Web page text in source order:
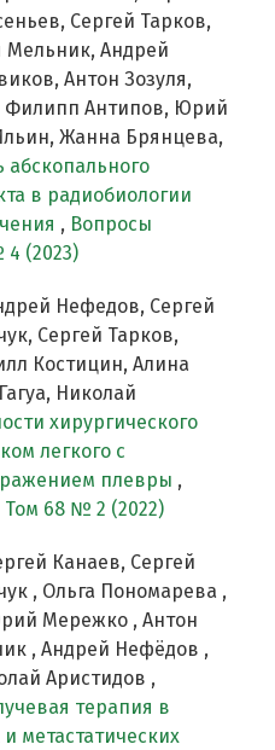
Сергей Тарков,
Мельник, Андрей
Антон Зозуля,
Филипп Антипов, Юрий
Жанна Брянцева,
абскопального
в радиобиологии
, Вопросы
(2023)
Нефедов, Сергей
Сергей Тарков,
Костицин, Алина
Николай
хирургического
легкого с
плевры ,
68 № 2 (2022)
Канаев, Сергей
, Ольга Пономарева ,
Мережко , Антон
, Андрей Нефёдов ,
Аристидов ,
терапия в
метастатических